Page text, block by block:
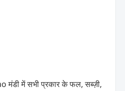
मंडी में सभी प्रकार के फल, सब्ज़ी,